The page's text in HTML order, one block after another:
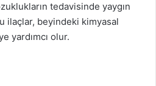
tedavisinde yaygın
ilaçlar, beyindeki kimyasal
yardımcı olur.